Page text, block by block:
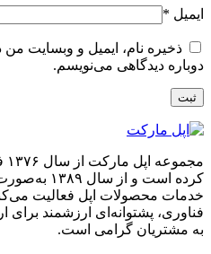
ایمیل *
ذخیره نام، ایمیل و وبسایت
دوباره دیدگاهی می‌نویسم.
کرده است و
خدمات محصولات اپل فعالیت
فناوری، پشتوانه‌ای ارزشمند
به مشتریان گرامی است.